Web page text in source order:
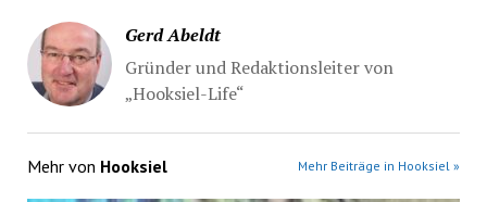
Gerd Abeldt
Gründer und Redaktionsleiter von
„Hooksiel-Life“
Mehr von Hooksiel Mehr Beiträge in Hooksiel »